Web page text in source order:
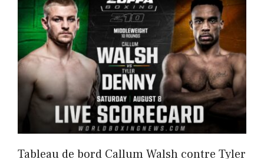
Tableau de bord Callum Walsh contre Tyler